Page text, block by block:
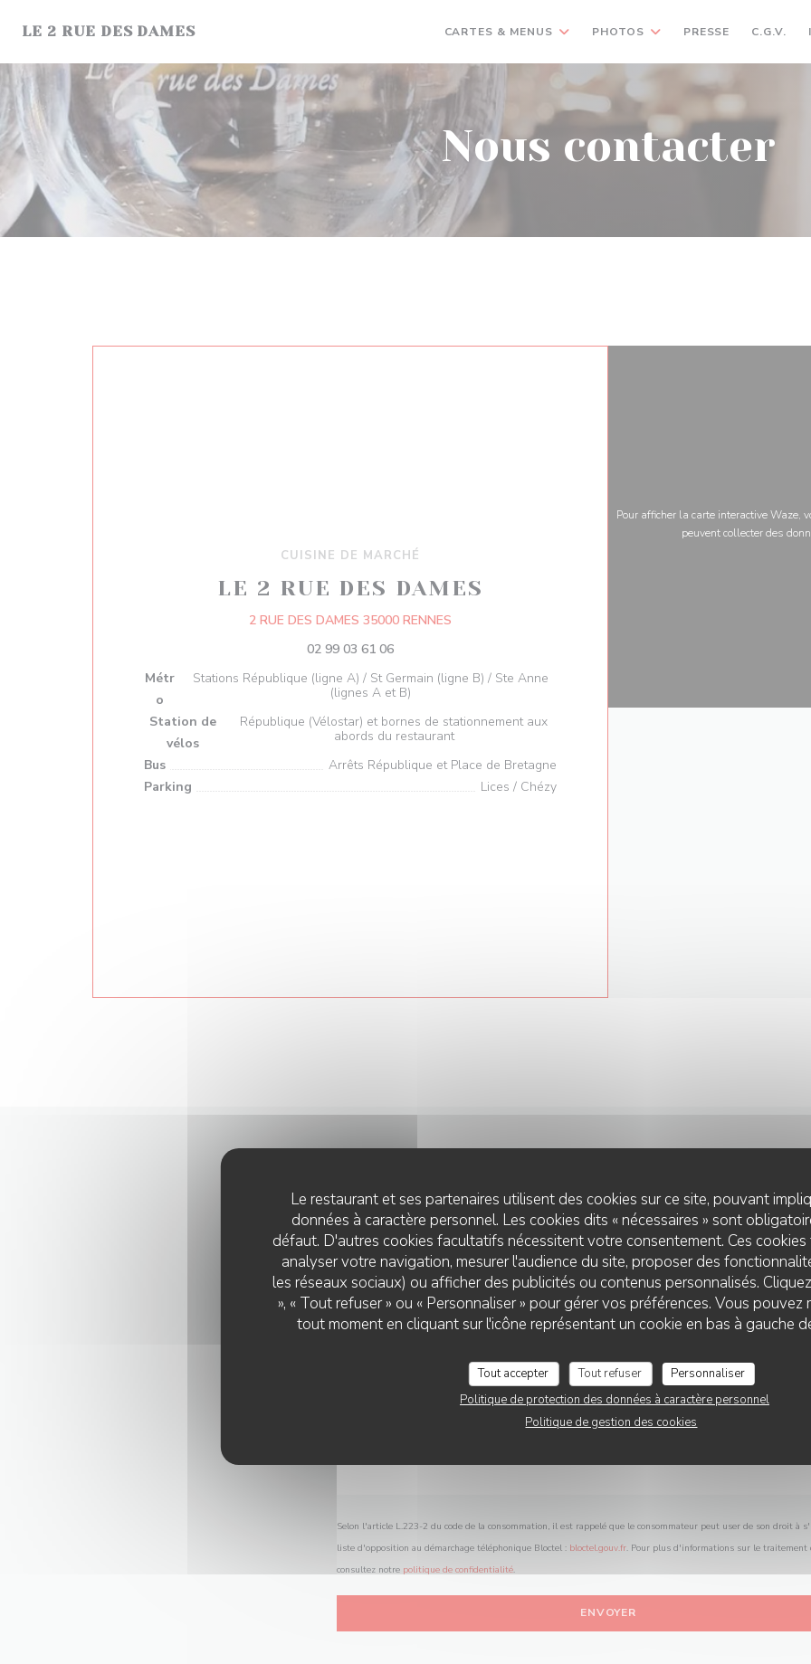
Le restaurant et ses partenaires utilisent des cookies sur ce site, pouvant
données à caractère personnel. Les cookies dits « nécessaires » sont
défaut. D'autres cookies facultatifs nécessitent votre consentement. Ces
analyser votre navigation, mesurer l'audience du site, proposer des
les réseaux sociaux) ou afficher des publicités ou contenus personnalisés.
», « Tout refuser » ou « Personnaliser » pour gérer vos préférences. Vous
tout moment en cliquant sur l'icône représentant un cookie en bas à gauche
Tout accepter Tout refuser
Personnaliser
Politique de protection des données à caractère personnel
Politique de gestion des cookies
LE 2 RUE DES DAMES CARTES & MENUS PHOTOS PRESSE C.G.V.
Nous contacter
CUISINE DE MARCHÉ
LE 2 RUE DES DAMES
2 RUE DES DAMES 35000 RENNES
02 99 03 61 06
Métr
o
Stations République (ligne A) / St Germain (ligne B) / Ste Anne
(lignes A et B)
Station de
vélos
République (Vélostar) et bornes de stationnement aux
abords du restaurant
Bus
Arrêts République et Place de Bretagne
Parking
Lices / Chézy
Pour afficher la carte interactive Waze,
peuvent collecter des
Vous désirez nous contacter ?
Remplissez le formulaire ci-dessous !
Selon l'article L.223-2 du code de la consommation, il est rappelé que le consommateur peut user de son droit à
liste d'opposition au démarchage téléphonique Bloctel : bloctel.gouv.fr. Pour plus d'informations sur le traitement
consultez notre politique de confidentialité.
LE 2 RUE DES DAMES